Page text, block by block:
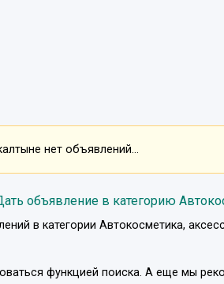
нет объявлений...
объявление в категорию
в категории Автокосметика,
функцией поиска. А еще мы